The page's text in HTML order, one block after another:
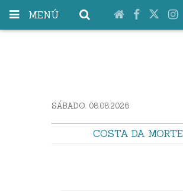
MENÚ
SÁBADO. 08.08.2026
COSTA DA MORTE